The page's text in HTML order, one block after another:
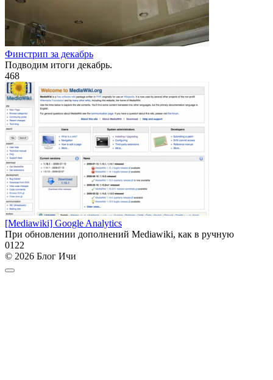
Финстрип за декабрь
Подводим итоги декабрь.
468
[Mediawiki] Google Analytics
При обновлении дополнений Mediawiki, как в ручную
0122
© 2026 Блог Ичи